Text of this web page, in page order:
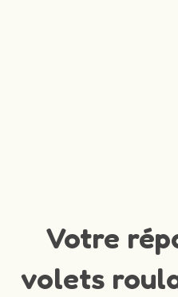
Votre
volets